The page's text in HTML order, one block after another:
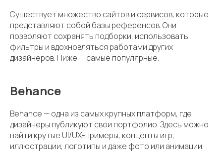
Существует множество сайтов и сервисов, которые
представляют собой базы референсов. Они
позволяют сохранять подборки, использовать
фильтры и вдохновляться работами других
дизайнеров. Ниже — самые популярные.
Behance
Behance — одна из самых крупных платформ, где
дизайнеры публикуют свои портфолио. Здесь можно
найти крутые UI/UX-примеры, концепты игр,
иллюстрации, логотипы и даже фото или анимации.